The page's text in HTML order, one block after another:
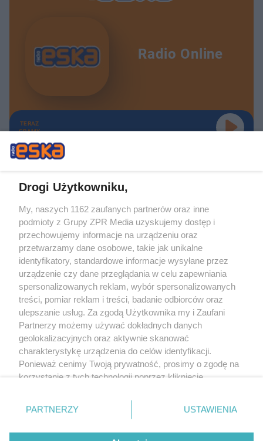
Radio Online
TERAZ
GRAMY
Żaden utwór zamieszczony w serwisie nie może być powielany i
rozpowszechniany lub dalej rozpowszechniany w jakikolwiek sposób (w
tym także elektroniczny lub mechaniczny) na jakimkolwiek polu
eksploatacji w jakiejkolwiek formie, włącznie z umieszczaniem w Internecie
bez pisemnej zgody właściciela praw. Jakiekolwiek użycie lub
wykorzystanie utworów w całości lub w części z naruszeniem prawa, tzn.
bez właściwej zgody, jest zabronione pod groźbą kary i może być ścigane
prawnie.
O nas
Drogi Użytkowniku,
My, naszych 1162 zaufanych partnerów oraz inne
podmioty z Grupy ZPR Media uzyskujemy dostęp i
przechowujemy informacje na urządzeniu oraz
przetwarzamy dane osobowe, takie jak unikalne
identyfikatory, standardowe informacje wysyłane przez
urządzenie czy dane przeglądania w celu zapewniania
spersonalizowanych reklam, wybór spersonalizowanych
treści, pomiar reklam i treści, badanie odbiorców oraz
ulepszanie usług. Za zgodą Użytkownika my i Zaufani
Partnerzy możemy używać dokładnych danych
geolokalizacyjnych oraz aktywnie skanować
charakterystykę urządzenia do celów identyfikacji.
Ponieważ cenimy Twoją prywatność, prosimy o zgodę na
korzystanie z tych technologii poprzez kliknięcie
zmienić/wycofać klikając przycisk ustawień prywatności
znajdujący się w lewym dolnym rogu strony
rodzaje przetwarzania danych nie wymagają zgody
PARTNERZY USTAWIENIA